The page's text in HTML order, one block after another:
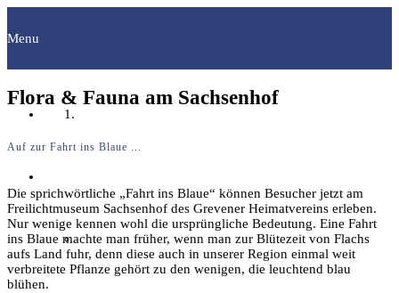
Menu
Archäologie
Flora & Fauna am Sachsenhof
Auf zur Fahrt ins Blaue ...
Die sprichwörtliche „Fahrt ins Blaue“ können Besucher jetzt am
Freilichtmuseum Sachsenhof des Grevener Heimatvereins erleben.
Nur wenige kennen wohl die ursprüngliche Bedeutung. Eine Fahrt
ins Blaue machte man früher, wenn man zur Blütezeit von Flachs
aufs Land fuhr, denn diese auch in unserer Region einmal weit
verbreitete Pflanze gehört zu den wenigen, die leuchtend blau
blühen.